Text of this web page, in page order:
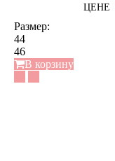
ЦЕНЕ
Размер:
44
46
В корзину